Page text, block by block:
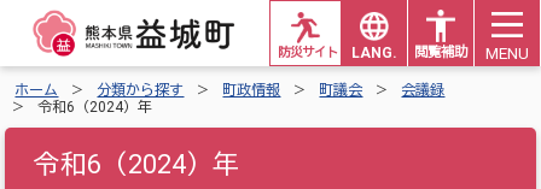
LANG. 閲覧補助
防災サイト MENU
ホーム 分類から探す 町政情報 町議会
会議録
令和6（2024）年
令和6（2024）年